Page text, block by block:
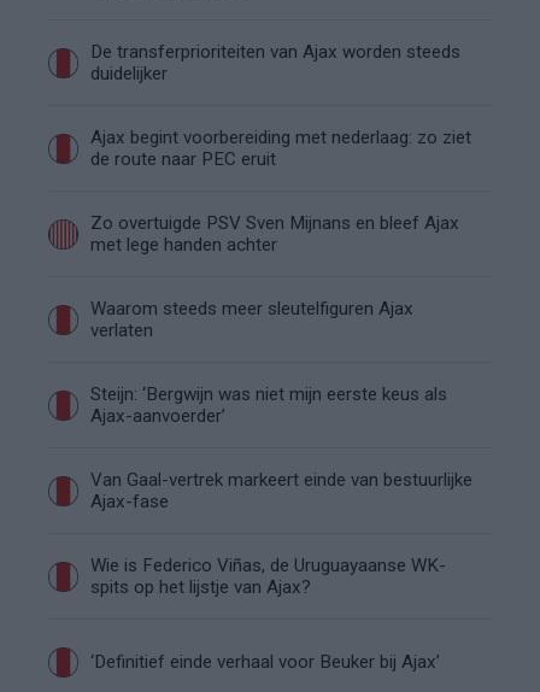
De transferprioriteiten van Ajax worden steeds
duidelijker
Ajax begint voorbereiding met nederlaag: zo ziet
de route naar PEC eruit
Zo overtuigde PSV Sven Mijnans en bleef Ajax
met lege handen achter
Waarom steeds meer sleutelfiguren Ajax
verlaten
Steijn: ‘Bergwijn was niet mijn eerste keus als
Ajax-aanvoerder’
Van Gaal-vertrek markeert einde van bestuurlijke
Ajax-fase
Wie is Federico Viñas, de Uruguayaanse WK-
spits op het lijstje van Ajax?
‘Definitief einde verhaal voor Beuker bij Ajax’